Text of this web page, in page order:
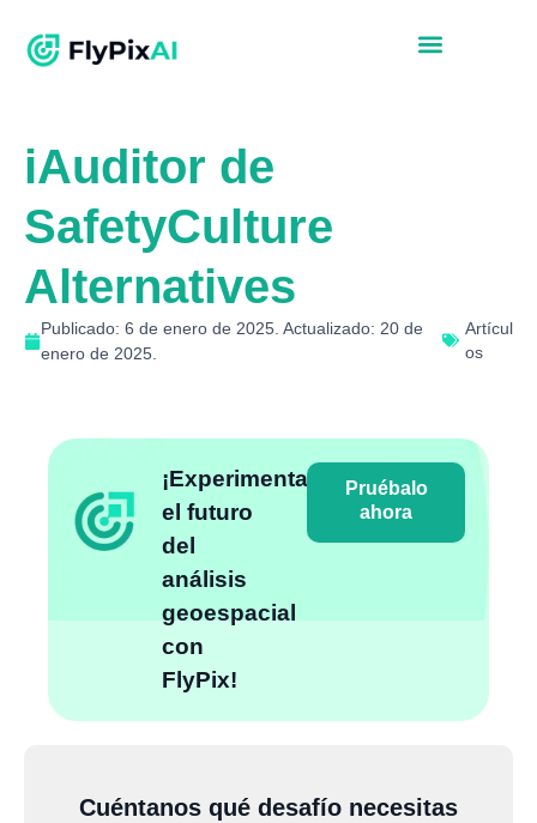
iAuditor de
SafetyCulture
Alternatives
Publicado: 6 de enero de 2025. Actualizado: 20 de
enero de 2025.
Artícul
os
¡Experimenta
el futuro
del
análisis
geoespacial
con
FlyPix!
Pruébalo
ahora
Cuéntanos qué desafío necesitas